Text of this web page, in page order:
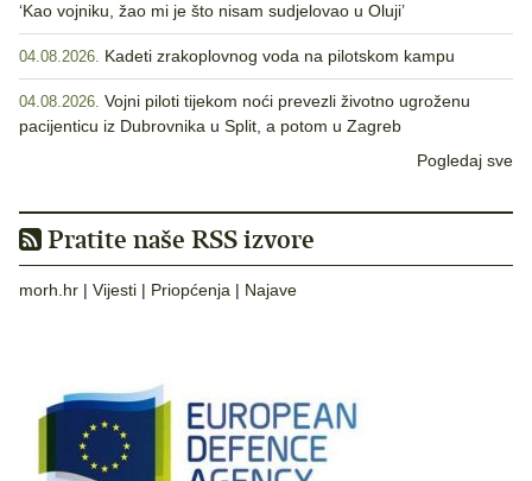
‘Kao vojniku, žao mi je što nisam sudjelovao u Oluji’
04.08.2026. Kadeti zrakoplovnog voda na pilotskom kampu
04.08.2026. Vojni piloti tijekom noći prevezli životno ugroženu
pacijenticu iz Dubrovnika u Split, a potom u Zagreb
Pogledaj sve
Pratite naše RSS izvore
morh.hr | Vijesti | Priopćenja | Najave